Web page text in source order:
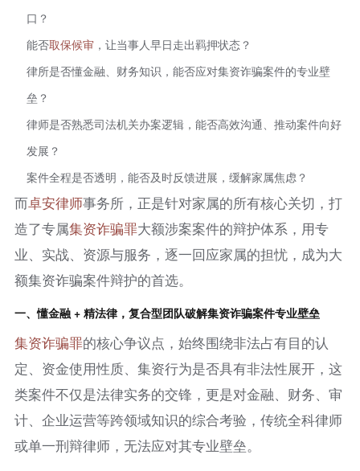
口？
能否取保候审，让当事人早日走出羁押状态？
律所是否懂金融、财务知识，能否应对集资诈骗案件的专业壁
垒？
律师是否熟悉司法机关办案逻辑，能否高效沟通、推动案件向好
发展？
案件全程是否透明，能否及时反馈进展，缓解家属焦虑？
而卓安律师事务所，正是针对家属的所有核心关切，打
造了专属集资诈骗罪大额涉案案件的辩护体系，用专
业、实战、资源与服务，逐一回应家属的担忧，成为大
额集资诈骗案件辩护的首选。
一、懂金融 + 精法律，复合型团队破解集资诈骗案件专业壁垒
集资诈骗罪的核心争议点，始终围绕非法占有目的认
定、资金使用性质、集资行为是否具有非法性展开，这
类案件不仅是法律实务的交锋，更是对金融、财务、审
计、企业运营等跨领域知识的综合考验，传统全科律师
或单一刑辩律师，无法应对其专业壁垒。